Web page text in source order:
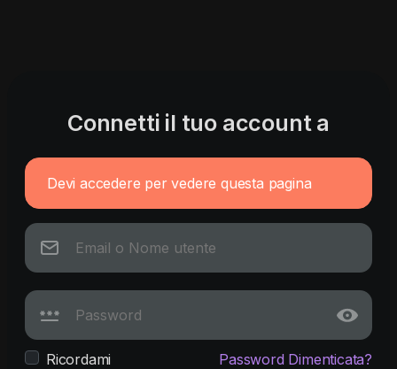
Connetti il tuo account a
Devi accedere per vedere questa pagina
Ricordami Password Dimenticata?